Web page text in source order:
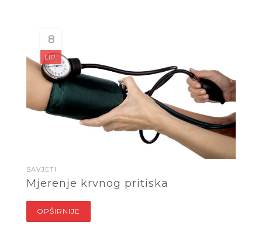
8
LIP.
SAVJETI
Mjerenje krvnog pritiska
OPŠIRNIJE